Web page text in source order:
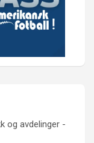
og avdelinger -